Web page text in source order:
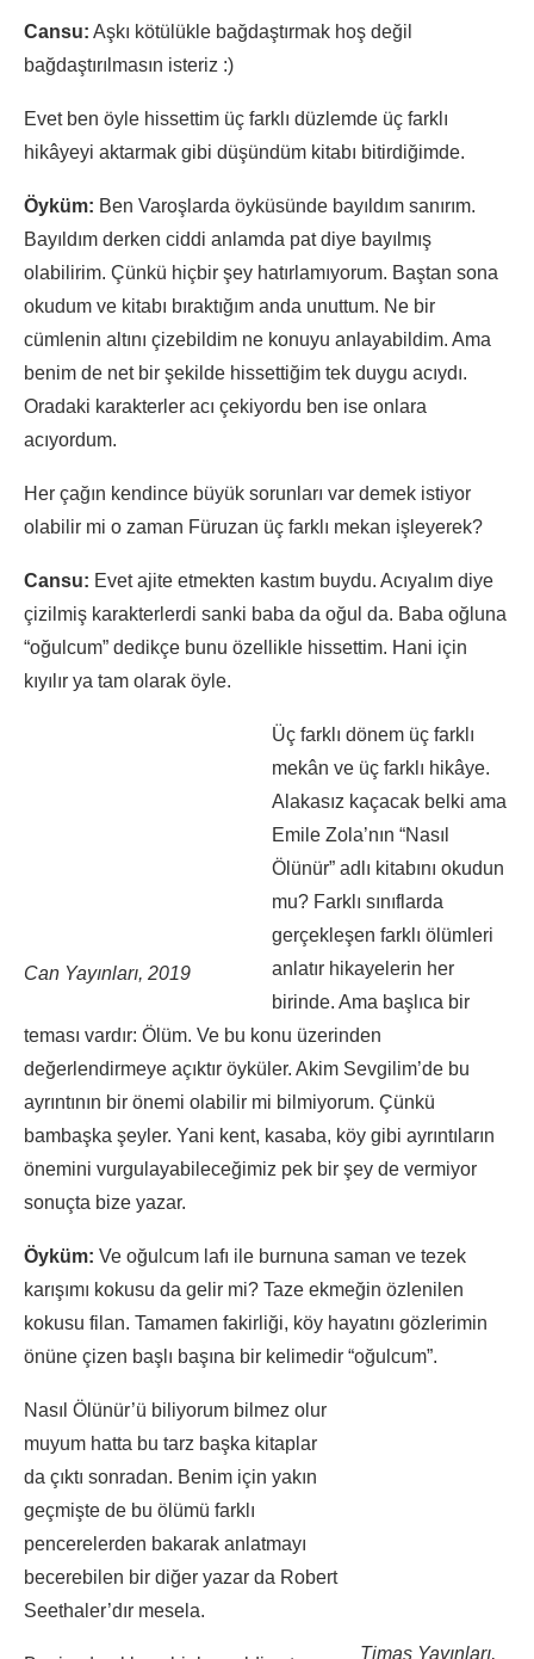
Cansu: Aşkı kötülükle bağdaştırmak hoş değil
bağdaştırılmasın isteriz :)
Evet ben öyle hissettim üç farklı düzlemde üç farklı
hikâyeyi aktarmak gibi düşündüm kitabı bitirdiğimde.
Öyküm: Ben Varoşlarda öyküsünde bayıldım sanırım.
Bayıldım derken ciddi anlamda pat diye bayılmış
olabilirim. Çünkü hiçbir şey hatırlamıyorum. Baştan sona
okudum ve kitabı bıraktığım anda unuttum. Ne bir
cümlenin altını çizebildim ne konuyu anlayabildim. Ama
benim de net bir şekilde hissettiğim tek duygu acıydı.
Oradaki karakterler acı çekiyordu ben ise onlara
acıyordum.
Her çağın kendince büyük sorunları var demek istiyor
olabilir mi o zaman Füruzan üç farklı mekan işleyerek?
Cansu: Evet ajite etmekten kastım buydu. Acıyalım diye
çizilmiş karakterlerdi sanki baba da oğul da. Baba oğluna
“oğulcum” dedikçe bunu özellikle hissettim. Hani için
kıyılır ya tam olarak öyle.
Can Yayınları, 2019
Üç farklı dönem üç farklı
mekân ve üç farklı hikâye.
Alakasız kaçacak belki ama
Emile Zola’nın “Nasıl
Ölünür” adlı kitabını okudun
mu? Farklı sınıflarda
gerçekleşen farklı ölümleri
anlatır hikayelerin her
birinde. Ama başlıca bir
teması vardır: Ölüm. Ve bu konu üzerinden
değerlendirmeye açıktır öyküler. Akim Sevgilim’de bu
ayrıntının bir önemi olabilir mi bilmiyorum. Çünkü
bambaşka şeyler. Yani kent, kasaba, köy gibi ayrıntıların
önemini vurgulayabileceğimiz pek bir şey de vermiyor
sonuçta bize yazar.
Öyküm: Ve oğulcum lafı ile burnuna saman ve tezek
karışımı kokusu da gelir mi? Taze ekmeğin özlenilen
kokusu filan. Tamamen fakirliği, köy hayatını gözlerimin
önüne çizen başlı başına bir kelimedir “oğulcum”.
Timaş Yayınları,
Nasıl Ölünür’ü biliyorum bilmez olur
muyum hatta bu tarz başka kitaplar
da çıktı sonradan. Benim için yakın
geçmişte de bu ölümü farklı
pencerelerden bakarak anlatmayı
becerebilen bir diğer yazar da Robert
Seethaler’dır mesela.